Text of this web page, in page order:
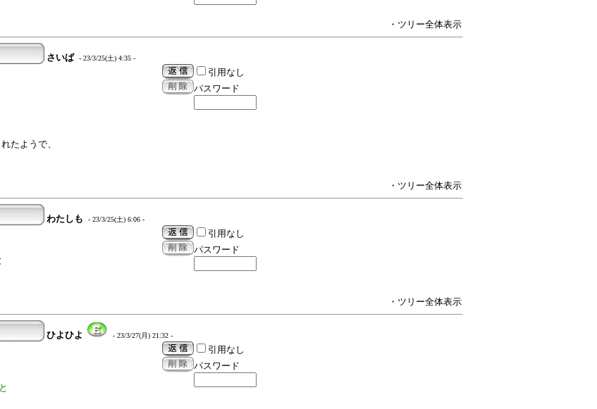
・ツリー全体表示
さいば - 23/3/25(土) 4:35 -
たようで、
引用なし
パスワード
・ツリー全体表示
わたしも - 23/3/25(土) 6:06 -
引用なし
パスワード
・ツリー全体表示
ひよひよ - 23/3/27(月) 21:32 -
引用なし
パスワード